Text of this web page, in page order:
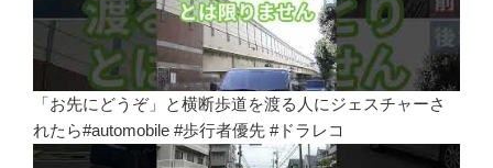
「お先にどうぞ」と横断歩道を渡る人にジェスチャーさ
れたら#automobile #歩行者優先 #ドラレコ